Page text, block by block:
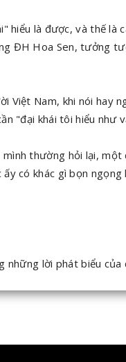
hiểu là được, và thế là
ĐH Hoa Sen, tưởng
Việt Nam, khi nói hay
"đại khái tôi hiểu như
thường hỏi lại, một
có khác gì bọn ngọng